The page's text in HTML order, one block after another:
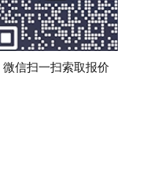
微信扫一扫索取报价